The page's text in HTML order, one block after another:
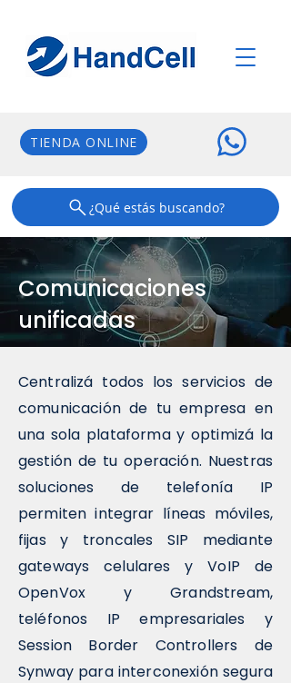
TIENDA ONLINE
¿Qué estás buscando?
Comunicaciones
unificadas
Centralizá todos los servicios de
comunicación de tu empresa en
una sola plataforma y optimizá la
gestión de tu operación. Nuestras
soluciones de telefonía IP
permiten integrar líneas móviles,
fijas y troncales SIP mediante
gateways celulares y VoIP de
OpenVox y Grandstream,
teléfonos IP empresariales y
Session Border Controllers de
Synway para interconexión segura